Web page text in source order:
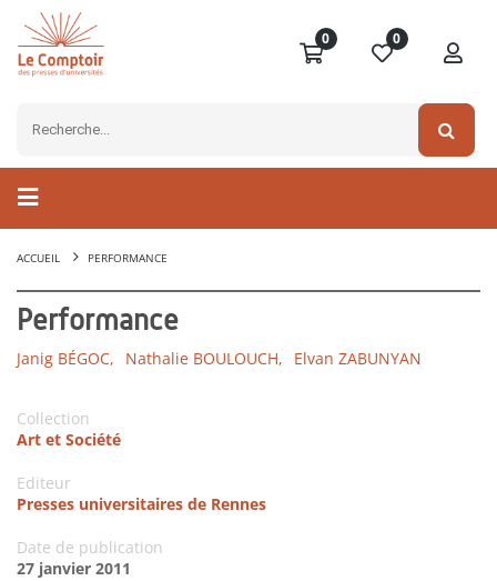
0 0
ACCUEIL PERFORMANCE
Performance
Janig BÉGOC, Nathalie BOULOUCH, Elvan ZABUNYAN
Collection
Art et Société
Editeur
Presses universitaires de Rennes
Date de publication
27 janvier 2011